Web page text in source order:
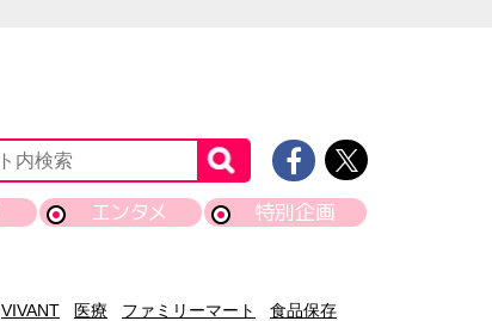
エンタメ 特別企画
VIVANT 医療 ファミリーマート
食品保存